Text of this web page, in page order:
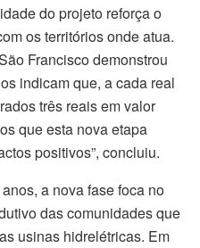
do projeto reforça o
os territórios onde atua.
Francisco demonstrou
indicam que, a cada real
três reais em valor
que esta nova etapa
positivos”, concluiu.
a nova fase foca no
das comunidades que
usinas hidrelétricas. Em